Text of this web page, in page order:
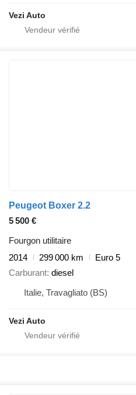
Vezi Auto
Peugeot Boxer 2.2
5 500 €
Fourgon utilitaire
2014
299 000 km
Euro 5
Carburant diesel
Italie, Travagliato (BS)
Vezi Auto